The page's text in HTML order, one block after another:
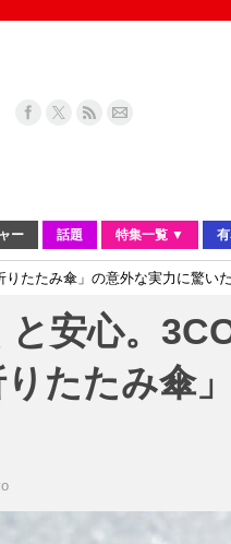
ー 話題 特集一覧 ▼
たたみ傘」の意外な実力に驚いた
安心。
たたみ傘